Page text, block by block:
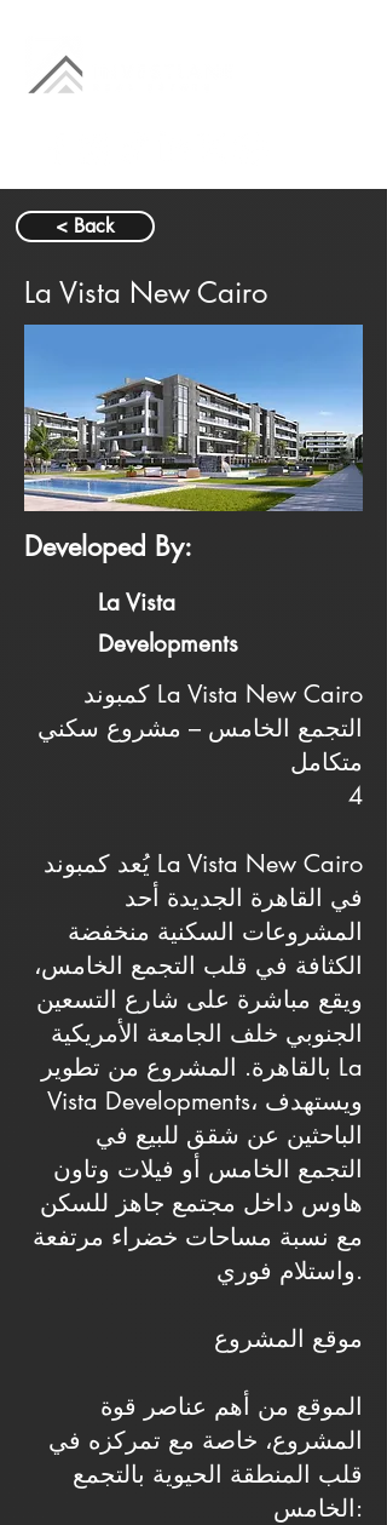
< Back
La Vista New Cairo
Developed By:
La Vista
Developments
كمبوند La Vista New Cairo
التجمع الخامس – مشروع سكني
متكامل
4
يُعد كمبوند La Vista New Cairo
في القاهرة الجديدة أحد
المشروعات السكنية منخفضة
الكثافة في قلب التجمع الخامس،
ويقع مباشرة على شارع التسعين
الجنوبي خلف الجامعة الأمريكية
بالقاهرة. المشروع من تطوير La
Vista Developments، ويستهدف
الباحثين عن شقق للبيع في
التجمع الخامس أو فيلات وتاون
هاوس داخل مجتمع جاهز للسكن
مع نسبة مساحات خضراء مرتفعة
واستلام فوري.
موقع المشروع
الموقع من أهم عناصر قوة
المشروع، خاصة مع تمركزه في
قلب المنطقة الحيوية بالتجمع
الخامس: